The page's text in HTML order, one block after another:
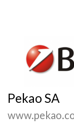
Pekao SA